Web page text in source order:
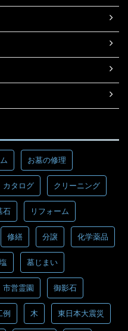
お墓の修理
カタログ クリーニング
石 リフォーム
修繕 分譲 化学薬品
塩 墓じまい
市営霊園 御影石
例 木 東日本大震災